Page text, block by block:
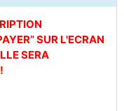
SUR L'ECRAN
SERA